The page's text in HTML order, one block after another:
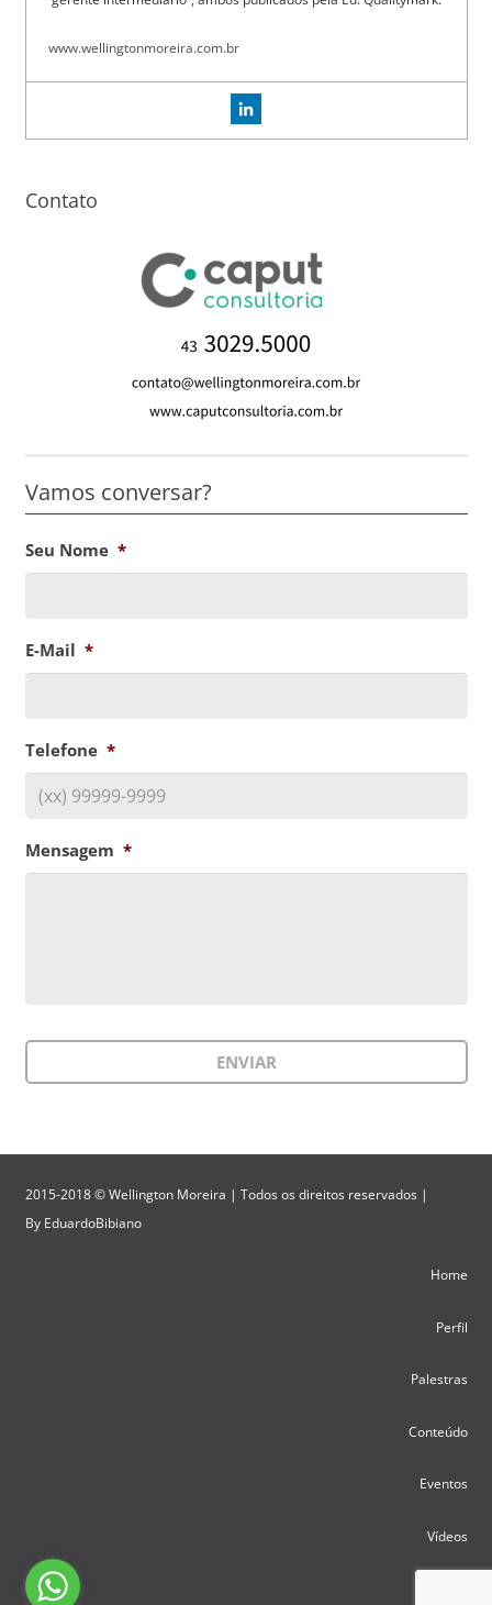
www.wellingtonmoreira.com.br
Contato
Vamos conversar?
Seu Nome *
E-Mail *
Telefone *
Mensagem *
2015-2018 © Wellington Moreira | Todos os direitos reservados |
By EduardoBibiano
Home
Perfil
Palestras
Conteúdo
Eventos
Vídeos